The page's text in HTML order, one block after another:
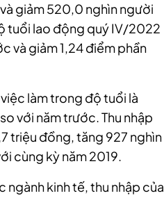
giảm 520,0 nghìn người
tuổi lao động quý IV/2022
và giảm 1,24 điểm phần
làm trong độ tuổi là
với năm trước.Thu nhập
triệu đồng, tăng 927 nghìn
cùng kỳ năm 2019.
kinh tế, thu nhập của